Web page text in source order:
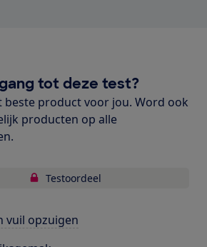
tot deze test?
beste product voor jou. Word ook
producten op alle
Testoordeel
vuil opzuigen